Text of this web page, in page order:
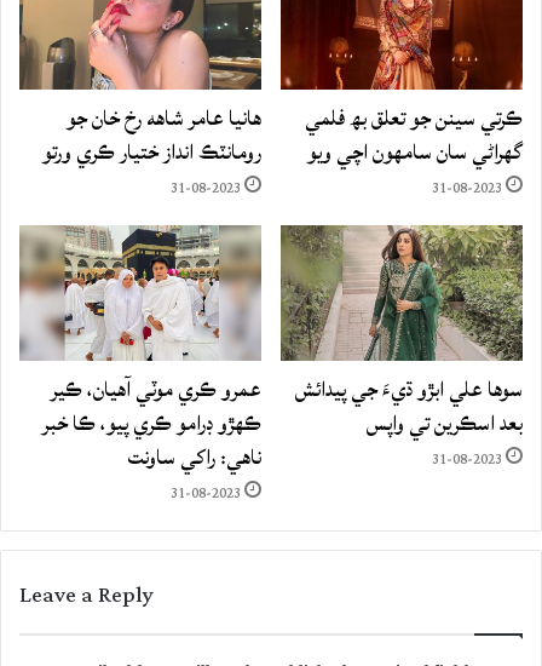
ڪرتي سينن جو تعلق بھ فلمي
گهراڻي سان سامهون اچي ويو
31-08-2023
هانيا عامر شاهه رخ خان جو
رومانٽڪ انداز ختيار ڪري ورتو
31-08-2023
سوها علي ابڙو ڌيءَ جي پيدائش
بعد اسڪرين تي واپس
31-08-2023
عمرو ڪري موٽي آهيان، ڪير
ڪهڙو ڊرامو ڪري پيو، ڪا خبر
ناهي: راکي ساونت
31-08-2023
Leave a Reply